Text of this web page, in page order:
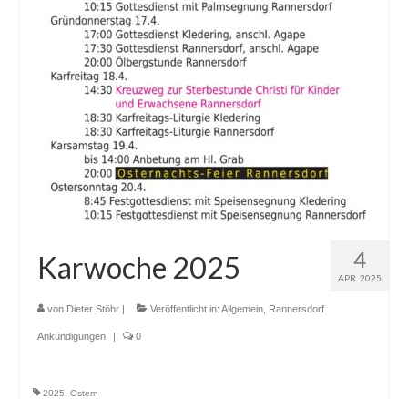
Newsfeed
Kontakt
Gottesdienste
Unser Angebot
Chronik Kirche Rannersdorf
Chronik Kirche Kledering
Pfarre Schwechat
Newsfeed
Standorte
4
APR. 2025
Karwoche 2025
von Dieter Stöhr | Veröffentlicht in: Allgemein Rannersdorf
Ankündigungen | 0
2025 Ostern